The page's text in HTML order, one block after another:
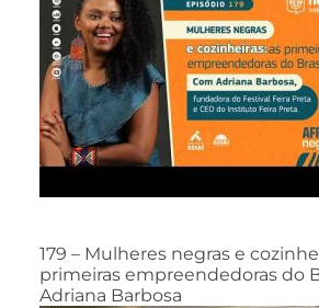
179 – Mulheres negras e
primeiras empreendedoras do
Adriana Barbosa